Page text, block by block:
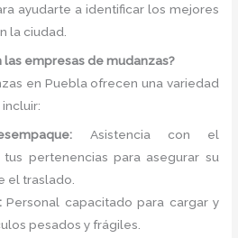
ayudarte a identificar los mejores
la ciudad.
las empresas de mudanzas?
en Puebla ofrecen una variedad
Asistencia con el
pertenencias para asegurar su
el traslado.
Personal capacitado para cargar y
pesados y frágiles.